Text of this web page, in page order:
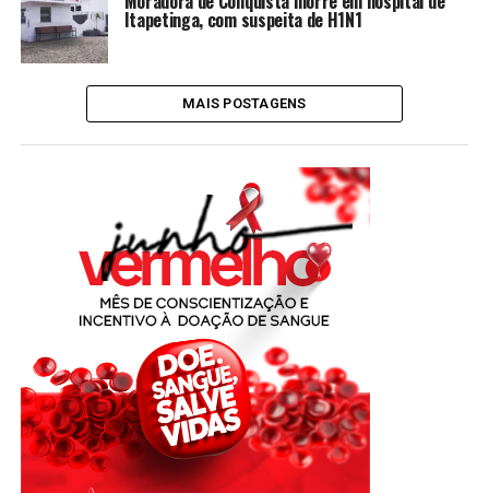
Itapetinga, com suspeita de H1N1
MAIS POSTAGENS